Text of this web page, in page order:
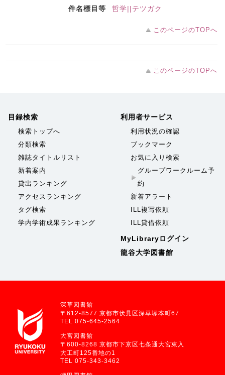
件名標目等
哲学||テツガク
このページのTOPへ
このページのTOPへ
目録検索
検索トップへ
分類検索
雑誌タイトルリスト
新着案内
貸出ランキング
アクセスランキング
タグ検索
学内学術成果ランキング
利用者サービス
利用状況の確認
ブックマーク
お気に入り検索
グループワークルーム予
約
新着アラート
ILL複写依頼
ILL貸借依頼
MyLibraryログイン
龍谷大学図書館
深草図書館
〒612-8577 京都市伏見区深草塚本町67
TEL 075-645-2564
大宮図書館
〒600-8268 京都市下京区七条通大宮東入
大工町125番地の1
TEL 075-343-3462